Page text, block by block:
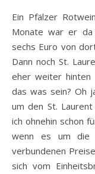
Ein Pfälzer Rotwein. Aus dem Eichenholzfass. Ganze 12
Monate war er
sechs Euro von
Dann noch St.
eher weiter hinten
das was sein? Oh
um den St.
ich ohnehin schon
wenn es um die
verbundenen
sich vom